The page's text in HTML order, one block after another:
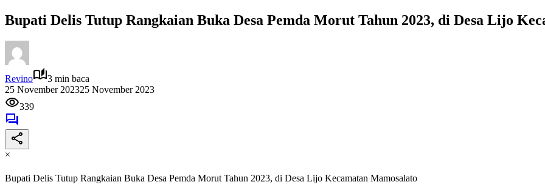
Bupati Delis Tutup Rangkaian Buka Desa Pemda Morut Tahun 2023, di Desa Lijo
Revino
3 min baca
25 November 202325 November 2023
339
×
Bupati Delis Tutup Rangkaian Buka Desa Pemda Morut Tahun 2023, di Desa Lijo Kecamatan Mamosalato